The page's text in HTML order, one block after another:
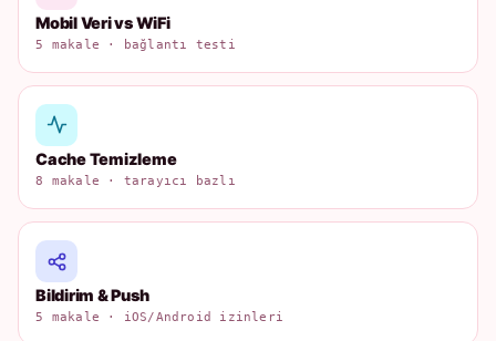
Mobil Veri vs WiFi
5 makale · bağlantı testi
Cache Temizleme
8 makale · tarayıcı bazlı
Bildirim & Push
5 makale · iOS/Android izinleri